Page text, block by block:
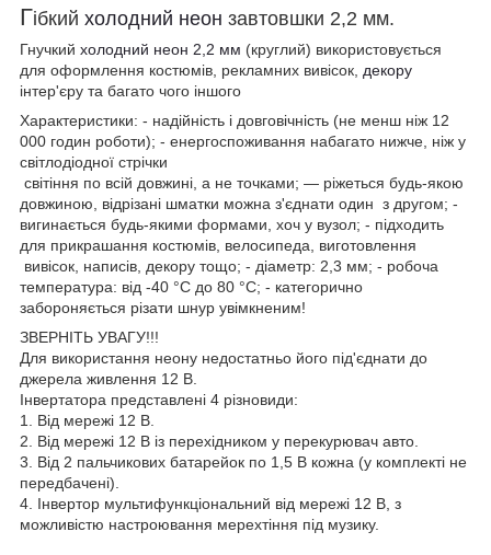
Гібкий холодний неон завтовшки 2,2 мм.
Гнучкий холодний неон 2,2 мм (круглий) використовується
для оформлення костюмів, рекламних вивісок, декору
інтер'єру та багато чого іншого
Характеристики: - надійність і довговічність (не менш ніж 12
000 годин роботи); - енергоспоживання набагато нижче, ніж у
світлодіодної стрічки
світіння по всій довжині, а не точками; — ріжеться будь-якою
довжиною, відрізані шматки можна з'єднати один з другом; -
вигинається будь-якими формами, хоч у вузол; - підходить
для прикрашання костюмів, велосипеда, виготовлення
вивісок, написів, декору тощо; - діаметр: 2,3 мм; - робоча
температура: від -40 °C до 80 °C; - категорично
забороняється різати шнур увімкненим!
ЗВЕРНІТЬ УВАГУ!!!
Для використання неону недостатньо його під'єднати до
джерела живлення 12 В.
Інвертатора представлені 4 різновиди:
1. Від мережі 12 В.
2. Від мережі 12 В із перехідником у перекурювач авто.
3. Від 2 пальчикових батарейок по 1,5 В кожна (у комплекті не
передбачені).
4. Інвертор мультифункціональний від мережі 12 В, з
можливістю настроювання мерехтіння під музику.